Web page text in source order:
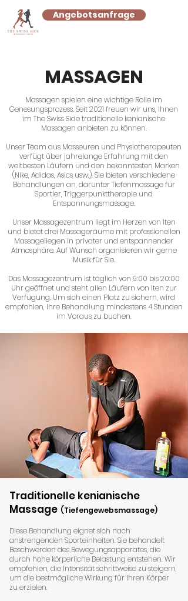
Angebotsanfrage
MASSAGEN
Massagen spielen eine wichtige Rolle im
Genesungsprozess. Seit 2021 freuen wir uns, Ihnen
im The Swiss Side traditionelle kenianische
Massagen anbieten zu können.
Unser Team aus Masseuren und Physiotherapeuten
verfügt über jahrelange Erfahrung mit den
weltbesten Läufern und den bekanntesten Marken
(Nike, Adidas, Asics usw.). Sie bieten verschiedene
Behandlungen an, darunter Tiefenmassage für
Sportler, Triggerpunkttherapie und
Entspannungsmassage.
Unser Massagezentrum liegt im Herzen von Iten
und bietet drei Massageräume mit professionellen
Massageliegen in privater und entspannender
Atmosphäre. Auf Wunsch organisieren wir gerne
Musik für Sie.
Das Massagezentrum ist täglich von 9:00 bis 20:00
Uhr geöffnet und steht allen Läufern von Iten zur
Verfügung. Um sich einen Platz zu sichern, wird
empfohlen, Ihre Behandlung mindestens 4 Stunden
im Voraus zu buchen.
Traditionelle kenianische
Massage (Tiefengewebsmassage)
Diese Behandlung eignet sich nach
anstrengenden Sporteinheiten. Sie behandelt
Beschwerden des Bewegungsapparates, die
durch hohe körperliche Belastung entstehen. Wir
empfehlen, die Intensität schrittweise zu steigern,
um die bestmögliche Wirkung für Ihren Körper
zu erzielen.